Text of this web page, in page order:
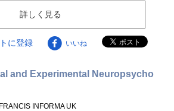
詳しく見る
に登録 いいね
and Experimental Neuropsycho
INFORMA UK